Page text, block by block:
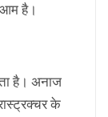
आम है।
है। अनाज
के